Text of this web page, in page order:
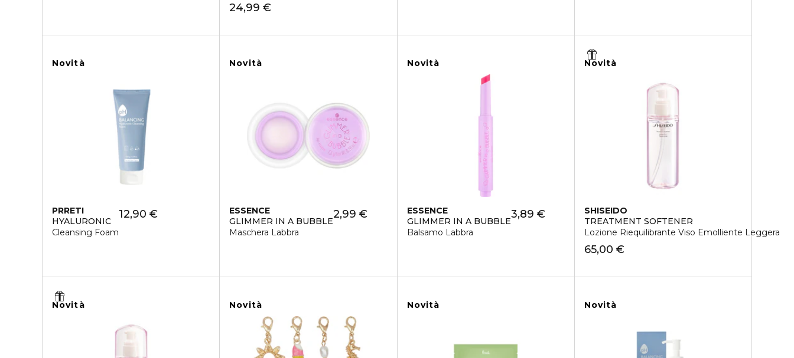
24,99 €
Novità
PRRETI
HYALURONIC
Cleansing Foam
12,90 €
Novità
ESSENCE
GLIMMER IN A BUBBLE
Maschera Labbra
2,99 €
Novità
ESSENCE
GLIMMER IN A BUBBLE
Balsamo Labbra
3,89 €
Novità
SHISEIDO
TREATMENT SOFTENER
Lozione Riequilibrante Viso Emolliente Leggera
65,00 €
Novità Novità Novità Novità